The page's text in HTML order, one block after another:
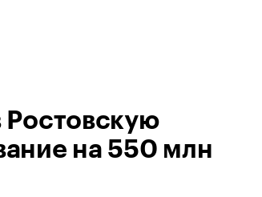
Ростовскую
на 550 млн